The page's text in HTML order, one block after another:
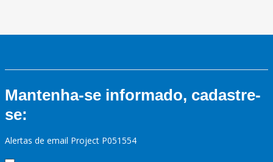
Mantenha-se informado, cadastre-
se:
Alertas de email Project P051554